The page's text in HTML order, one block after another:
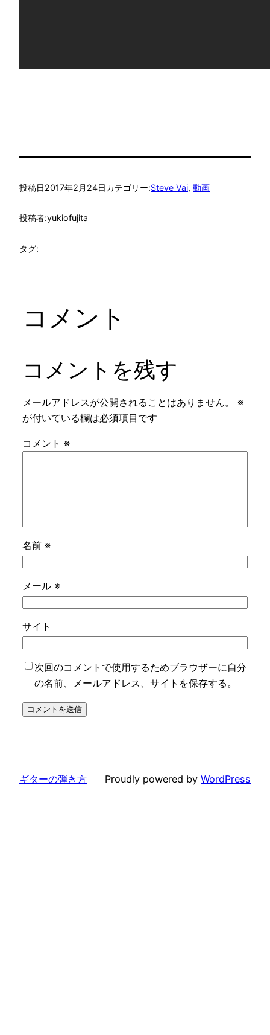
投稿日2017年2月24日カテゴリー:Steve Vai, 動画
投稿者:yukiofujita
タグ:
コメント
コメントを残す
メールアドレスが公開されることはありません。
※
が付いている欄は必須項目です
コメント ※
名前 ※
メール ※
サイト
次回のコメントで使用するためブラウザーに自分
の名前、メールアドレス、サイトを保存する。
ギターの弾き方 Proudly powered by WordPress